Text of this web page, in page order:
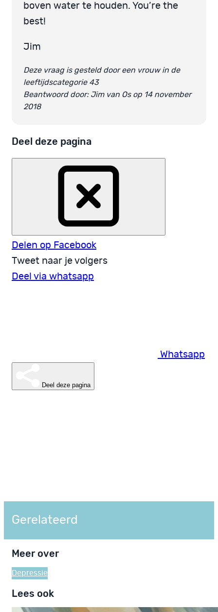
boven water te houden. You’re the
best!
Jim
Deze vraag is gesteld door een vrouw in de
leeftijdscategorie 43
Beantwoord door: Jim van Os op 14 november
2018
Deel deze pagina
Delen op Facebook
Tweet naar je volgers
Deel via whatsapp
Whatsapp
Deel deze pagina
Gerelateerd
Meer over
Depressie
Lees ook